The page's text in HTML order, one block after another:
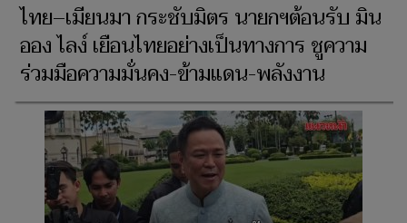
ไทย–เมียนมา กระชับมิตร นายกฯต้อนรับ มิน
ออง ไลง์ เยือนไทยอย่างเป็นทางการ ชูความ
ร่วมมือความมั่นคง-ข้ามแดน-พลังงาน